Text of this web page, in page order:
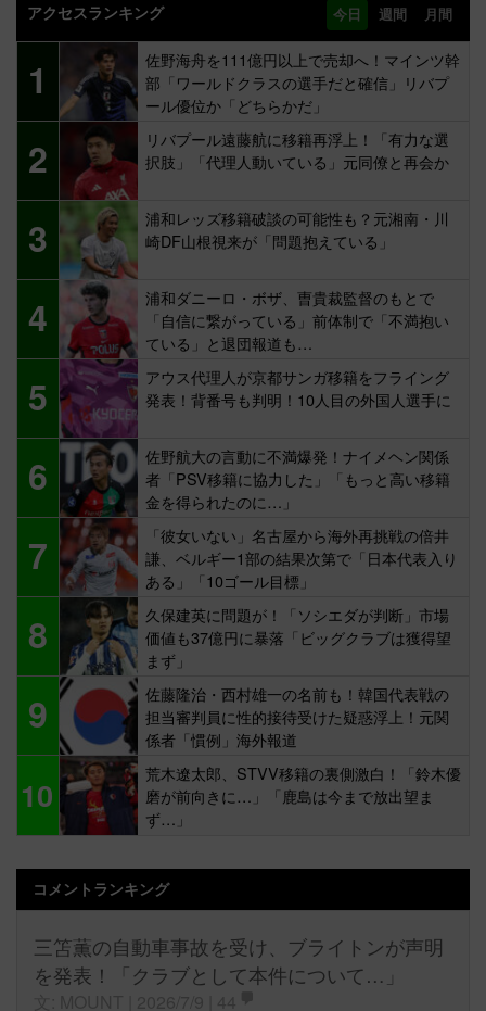
アクセスランキング 今日 週間 月間
1
佐野海舟を111億円以上で売却へ！マインツ幹
部「ワールドクラスの選手だと確信」リバプ
ール優位か「どちらかだ」
2
リバプール遠藤航に移籍再浮上！「有力な選
択肢」「代理人動いている」元同僚と再会か
3
浦和レッズ移籍破談の可能性も？元湘南・川
崎DF山根視来が「問題抱えている」
4
浦和ダニーロ・ボザ、曺貴裁監督のもとで
「自信に繋がっている」前体制で「不満抱い
ている」と退団報道も…
5
アウス代理人が京都サンガ移籍をフライング
発表！背番号も判明！10人目の外国人選手に
6
佐野航大の言動に不満爆発！ナイメヘン関係
者「PSV移籍に協力した」「もっと高い移籍
金を得られたのに…」
7
「彼女いない」名古屋から海外再挑戦の倍井
謙、ベルギー1部の結果次第で「日本代表入り
ある」「10ゴール目標」
8
久保建英に問題が！「ソシエダが判断」市場
価値も37億円に暴落「ビッグクラブは獲得望
まず」
9
佐藤隆治・西村雄一の名前も！韓国代表戦の
担当審判員に性的接待受けた疑惑浮上！元関
係者「慣例」海外報道
10
荒木遼太郎、STVV移籍の裏側激白！「鈴木優
磨が前向きに…」「鹿島は今まで放出望ま
ず…」
コメントランキング
三笘薫の自動車事故を受け、ブライトンが声明
を発表！「クラブとして本件について…」